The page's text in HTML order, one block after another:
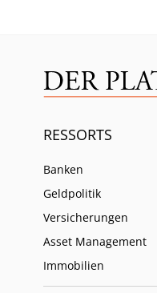
RESSORTS
Banken
Geldpolitik
Versicherungen
Asset Management
Immobilien